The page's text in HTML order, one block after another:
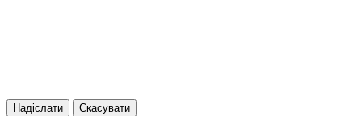
Надіслати Скасувати